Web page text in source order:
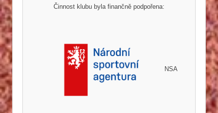
Činnost klubu byla finančně podpořena:
NSA